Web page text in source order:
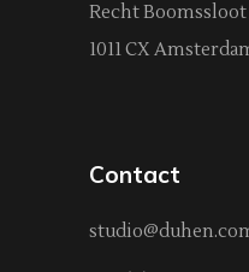
Recht Boomssloot
1011 CX
Contact